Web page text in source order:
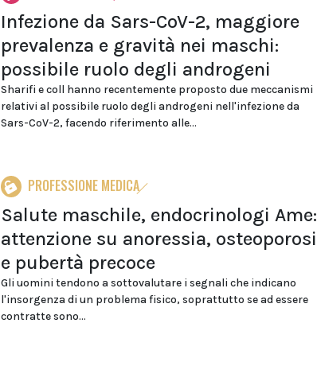
Infezione da Sars-CoV-2, maggiore
prevalenza e gravità nei maschi:
possibile ruolo degli androgeni
Sharifi e coll hanno recentemente proposto due meccanismi
relativi al possibile ruolo degli androgeni nell'infezione da
Sars-CoV-2, facendo riferimento alle...
PROFESSIONE MEDICA
Salute maschile, endocrinologi Ame:
attenzione su anoressia, osteoporosi
e pubertà precoce
Gli uomini tendono a sottovalutare i segnali che indicano
l'insorgenza di un problema fisico, soprattutto se ad essere
contratte sono...